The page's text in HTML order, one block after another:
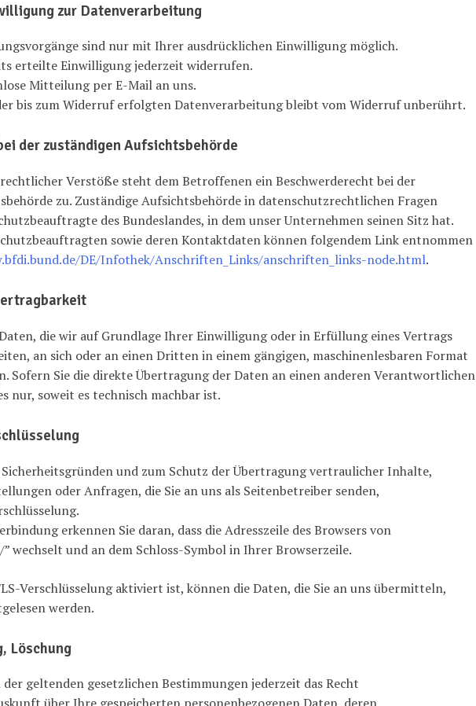
zur Datenverarbeitung
sind nur mit Ihrer ausdrücklichen Einwilligung möglich.
erteilte Einwilligung jederzeit widerrufen.
Mitteilung per E-Mail an uns.
bis zum Widerruf erfolgten Datenverarbeitung bleibt vom Widerruf unberührt.
der zuständigen Aufsichtsbehörde
Verstöße steht dem Betroffenen ein Beschwerderecht bei der
zu. Zuständige Aufsichtsbehörde in datenschutzrechtlichen Fragen
des Bundeslandes, in dem unser Unternehmen seinen Sitz hat.
sowie deren Kontaktdaten können folgendem Link entnommen
DE/Infothek/Anschriften_Links/anschriften_links-node.html.
Daten, die wir auf Grundlage Ihrer Einwilligung oder in Erfüllung eines Vertrags
an sich oder an einen Dritten in einem gängigen, maschinenlesbaren Format
Sofern Sie die direkte Übertragung der Daten an einen anderen Verantwortlichen
nur, soweit es technisch machbar ist.
und zum Schutz der Übertragung vertraulicher Inhalte,
oder Anfragen, die Sie an uns als Seitenbetreiber senden,
erkennen Sie daran, dass die Adresszeile des Browsers von
wechselt und an dem Schloss-Symbol in Ihrer Browserzeile.
Verschlüsselung aktiviert ist, können die Daten, die Sie an uns übermitteln,
werden.
Löschung
der geltenden gesetzlichen Bestimmungen jederzeit das Recht